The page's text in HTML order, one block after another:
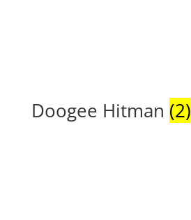
Doogee Hitman (2)